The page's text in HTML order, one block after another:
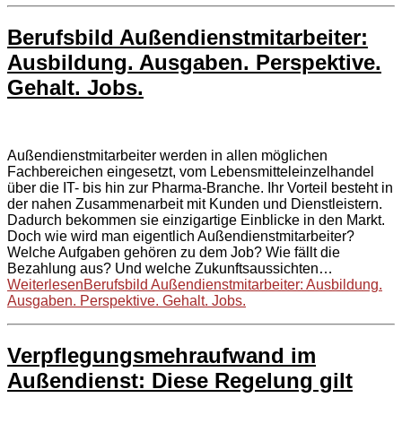
Berufsbild Außendienstmitarbeiter:
Ausbildung. Ausgaben. Perspektive.
Gehalt. Jobs.
Außendienstmitarbeiter werden in allen möglichen
Fachbereichen eingesetzt, vom Lebensmitteleinzelhandel
über die IT- bis hin zur Pharma-Branche. Ihr Vorteil besteht in
der nahen Zusammenarbeit mit Kunden und Dienstleistern.
Dadurch bekommen sie einzigartige Einblicke in den Markt.
Doch wie wird man eigentlich Außendienstmitarbeiter?
Welche Aufgaben gehören zu dem Job? Wie fällt die
Bezahlung aus? Und welche Zukunftsaussichten…
WeiterlesenBerufsbild Außendienstmitarbeiter: Ausbildung.
Ausgaben. Perspektive. Gehalt. Jobs.
Verpflegungsmehraufwand im
Außendienst: Diese Regelung gilt